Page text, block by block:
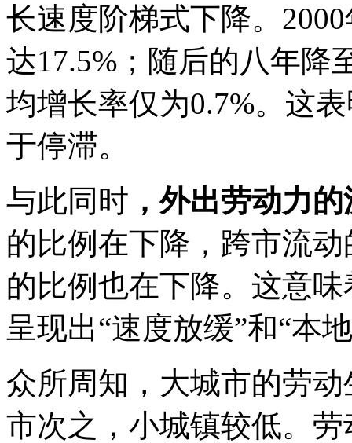
长速度阶梯式下降。
达17.5%；随后的八年降
均增长率仅为0.7%。这
于停滞。
与此同时 ，外出劳动力
的比例在下降，跨市流
的比例也在下降。这意
呈现出“速度放缓”和“本
众所周知，大城市的劳
市次之，小城镇较低。